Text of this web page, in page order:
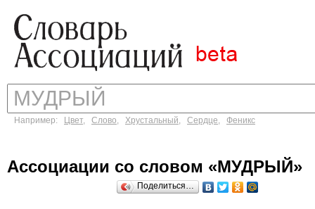
Например: Цвет, Слово, Хрустальный, Сердце, Феникс
Ассоциации со словом «МУДРЫЙ»
Поделиться…